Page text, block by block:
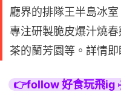
廳界的排隊王半島冰
專注研製脆皮爆汁燒
茶的蘭芳園等。詳情即
👉follow 好食玩飛ig